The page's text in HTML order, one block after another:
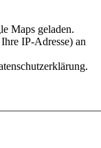
Maps geladen.
IP-Adresse) an